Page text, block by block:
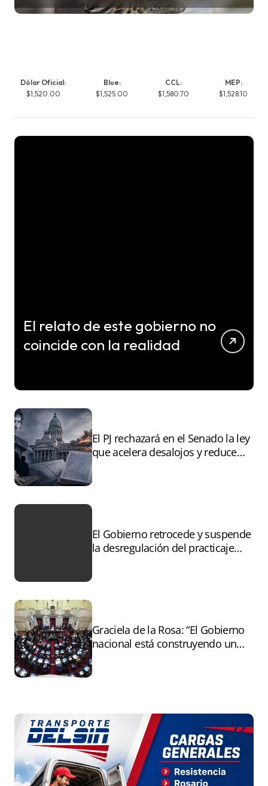
Dólar Oficial:
$1,520.00
Blue:
$1,525.00
CCL:
$1,580.70
MEP:
$1,528.10
El relato de este gobierno no
coincide con la realidad
El PJ rechazará en el Senado la ley
que acelera desalojos y reduce
El Gobierno retrocede y suspende
la desregulación del practicaje
Graciela de la Rosa: “El Gobierno
nacional está construyendo un